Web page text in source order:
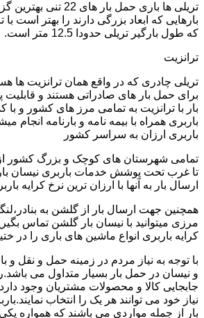
تریلی ها باری حمل بار
بارهایی که ابعاد بزرگی دارند را بهتر است
که طول بارگیر تریلی حدودا 12.5 متر است.
ترانزیت
تریلی چادری که در واقع همان ترانزیت ها
برای حمل بار های صادراتی هستند و
بار با ترانزیت به تمامی مرز های کشور و با
باربری همراه با بیمه نامه و بارنامه انجام
باربری ارزان به سراسر کشور
تمامی شهرستان های کوچک و بزرگ کشور
تا غرب تحت پوشش خدمات باربری نیسان
ارسال بار به آنها با ارزان ترین نرخ کرایه
همچنین جهت ارسال بار از گلشن به
مرزی میتوانید با نیسان بار گلشن تماس
کرایه باربری انواع ماشین های باری را در
با توجه به نیاز مردم در زمینه حمل و نقل و
و نیسان در حمل بار بسیار متداول می
جابجایی کالا و محصولات مشتریان وجود
نیاز خود می توانند هر یک را انتخاب
بار از جمله مواردی می باشند که همواره یکی